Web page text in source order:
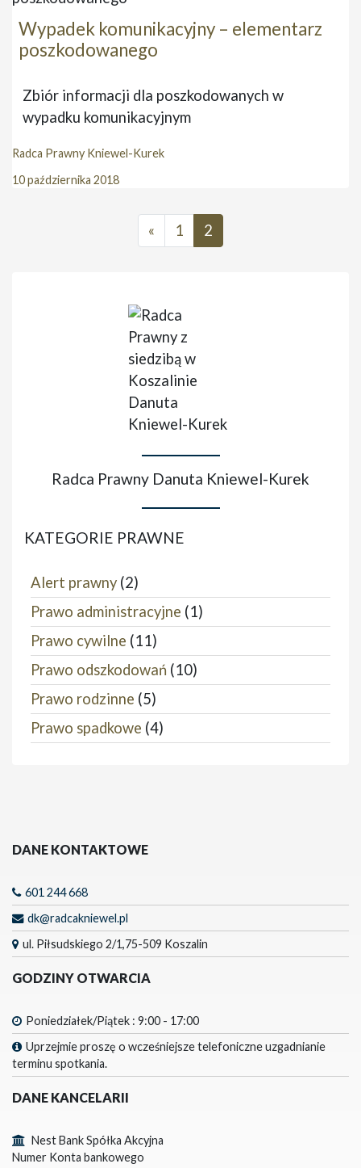
Wypadek komunikacyjny – elementarz
poszkodowanego
Zbiór informacji dla poszkodowanych w
wypadku komunikacyjnym
Radca Prawny Kniewel-Kurek
10 października 2018
« 1 2
Radca Prawny Danuta Kniewel-Kurek
KATEGORIE PRAWNE
Alert prawny (2)
Prawo administracyjne (1)
Prawo cywilne (11)
Prawo odszkodowań (10)
Prawo rodzinne (5)
Prawo spadkowe (4)
DANE KONTAKTOWE
601 244 668
dk@radcakniewel.pl
ul. Piłsudskiego 2/1,75-509 Koszalin
GODZINY OTWARCIA
Poniedziałek/Piątek : 9:00 - 17:00
Uprzejmie proszę o wcześniejsze telefoniczne uzgadnianie
terminu spotkania.
DANE KANCELARII
Nest Bank Spółka Akcyjna
Numer Konta bankowego